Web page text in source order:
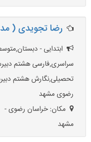
رضا تجویدی (
ابتدایی -
سراسری,فارسی هشتم
تحصیلی,نگارش هشتم
رضوی مشهد
مکان: خراسان رضوی -
مشهد